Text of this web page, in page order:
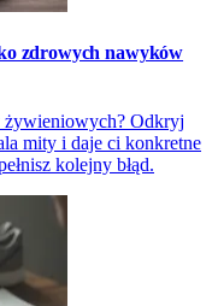
zdrowych nawyków
żywieniowych? Odkryj
mity i daje ci konkretne
kolejny błąd.